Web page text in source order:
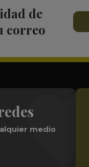
de
correo
medio